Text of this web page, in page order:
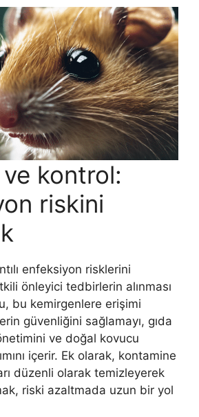
kontrol:
riskini
enfeksiyon risklerini
önleyici tedbirlerin alınması
bu kemirgenlere erişimi
güvenliğini sağlamayı, gıda
ve doğal kovucu
içerir. Ek olarak, kontamine
düzenli olarak temizleyerek
riski azaltmada uzun bir yol